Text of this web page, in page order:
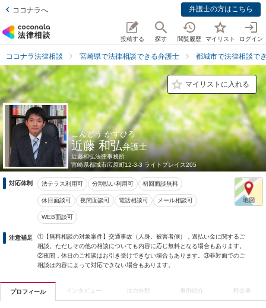
ココナラへ 弁護士の方はこちら
投稿する 探す 閲覧履歴 マイリスト ログイン
ココナラ法律相談 宮崎県で法律相談できる弁護士 都城市で法律相談で
マイリストに入れる
こんどう かずひろ
近藤 和弘弁護士
近藤和弘法律事務所
宮崎県都城市広原町12-3-3 ライトプレイス205
対応体制 法テラス利用可 分割払い利用可 初回面談無料
休日面談可 夜間面談可 電話相談可 メール相談可
WEB面談可
注意補足
①【無料相談の対象案件】交通事故（人身。被害者側），過払い金に関するご
相談。ただしその他の相談についても内容に応じ無料となる場合もあります。
②夜間，休日のご相談はお引き受けできない場合もあります。③非対面でのご
相談は内容によって対応できない場合もあります。
プロフィール インタビュー 注力分野 事例紹介 料金表